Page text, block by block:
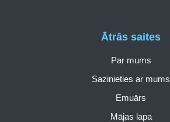
Ātrās saites
Par mums
Sazinieties ar mums
Emuārs
Mājas lapa